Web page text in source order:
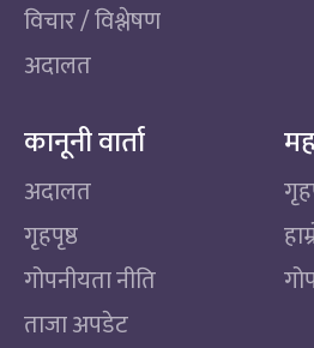
विचार / विश्लेषण
अदालत
कानूनी वार्ता
अदालत
गृहपृष्ठ
गोपनीयता नीति
ताजा अपडेट